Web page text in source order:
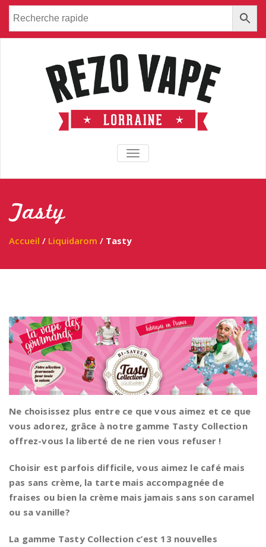
TOGGLE NAVIGATION
Tasty
Accueil / Liquidarom / Tasty
Ne choisissez plus entre ce que vous aimez et ce que
vous adorez, grâce à notre gamme Tasty Collection
offrez-vous la liberté de ne rien vous refuser !
Choisir est parfois difficile, vous aimez le café mais
pas sans crème, la tarte mais accompagnée de
fraises ou bien la crème mais jamais sans son caramel
ou sa vanille?
La gamme Tasty Collection c’est 13 nouvelles